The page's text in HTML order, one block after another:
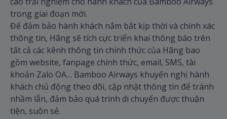
trong giai đoạn mới.
Để đảm bảo hành khách nắm bắt kịp thời và chính xác
thông tin, Hãng sẽ tích cực triển khai thông báo trên
tất cả các kênh thông tin chính thức của Hãng bao
gồm website, fanpage chính thức, email, SMS, tài
khoản Zalo OA… Bamboo Airways khuyến nghị hành
khách chủ động theo dõi, cập nhật thông tin để tránh
nhầm lẫn, đảm bảo quá trình di chuyển được thuận
tiện, suôn sẻ.